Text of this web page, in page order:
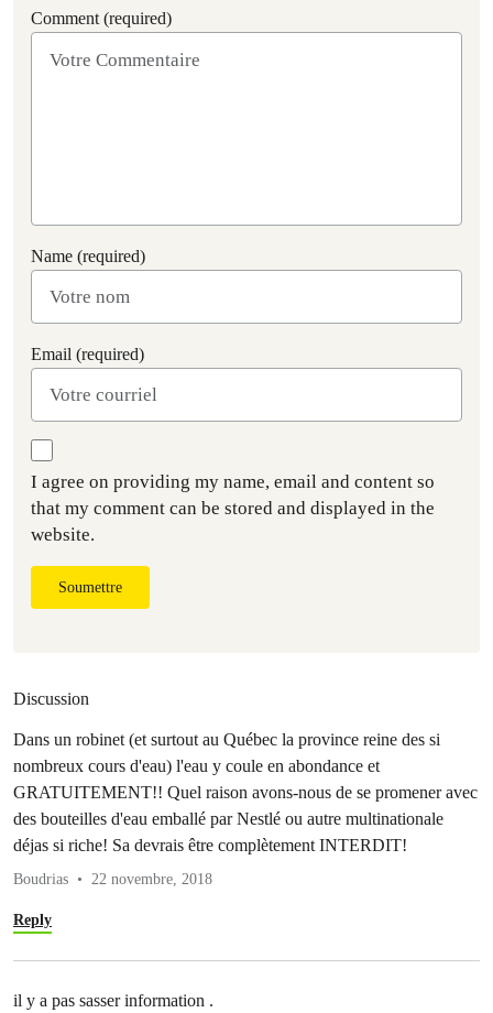
Comment (required)
Name (required)
Email (required)
I agree on providing my name, email and content so
that my comment can be stored and displayed in the
website.
Soumettre
Discussion
Dans un robinet (et surtout au Québec la province reine des si
nombreux cours d'eau) l'eau y coule en abondance et
GRATUITEMENT!! Quel raison avons-nous de se promener avec
des bouteilles d'eau emballé par Nestlé ou autre multinationale
déjas si riche! Sa devrais être complètement INTERDIT!
Boudrias 22 novembre, 2018
Reply
il y a pas sasser information .